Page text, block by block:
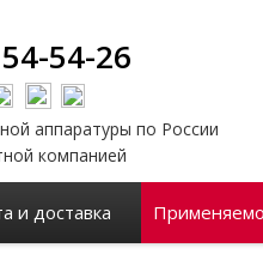
54-26
аппаратуры по России
компанией
и доставка